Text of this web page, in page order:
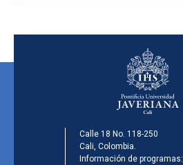
Calle 18 No. 118-250
Cali, Colombia.
Información de programas: